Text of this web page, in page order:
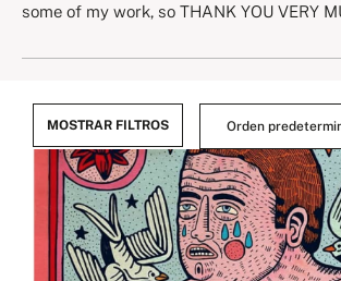
some of my work, so THANK YOU VERY
MOSTRAR FILTROS